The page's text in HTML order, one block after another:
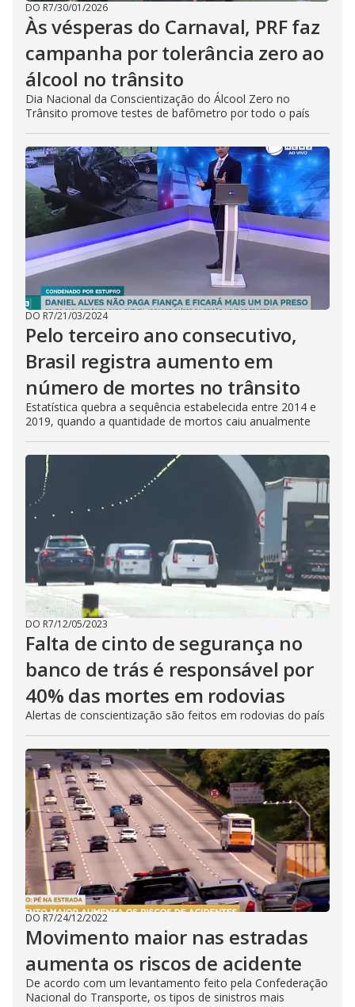
DO R7/30/01/2026
Às vésperas do Carnaval, PRF faz
campanha por tolerância zero ao
álcool no trânsito
Dia Nacional da Conscientização do Álcool Zero no
Trânsito promove testes de bafômetro por todo o país
DO R7/21/03/2024
Pelo terceiro ano consecutivo,
Brasil registra aumento em
número de mortes no trânsito
Estatística quebra a sequência estabelecida entre 2014 e
2019, quando a quantidade de mortos caiu anualmente
DO R7/12/05/2023
Falta de cinto de segurança no
banco de trás é responsável por
40% das mortes em rodovias
Alertas de conscientização são feitos em rodovias do país
DO R7/24/12/2022
Movimento maior nas estradas
aumenta os riscos de acidente
De acordo com um levantamento feito pela Confederação
Nacional do Transporte, os tipos de sinistros mais